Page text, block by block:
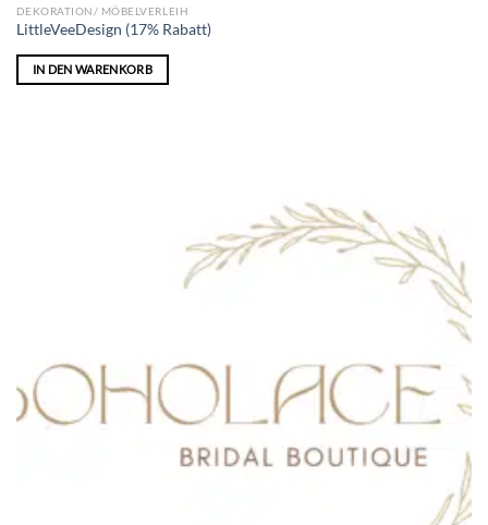
DEKORATION/ MÖBELVERLEIH
LittleVeeDesign (17% Rabatt)
IN DEN WARENKORB